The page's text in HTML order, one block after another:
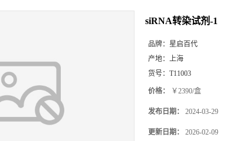
siRNA转染试剂-1
品牌： 星启百代
产地： 上海
货号： T11003
价格： ￥2390/盒
发布日期： 2024-03-29
更新日期： 2026-02-09